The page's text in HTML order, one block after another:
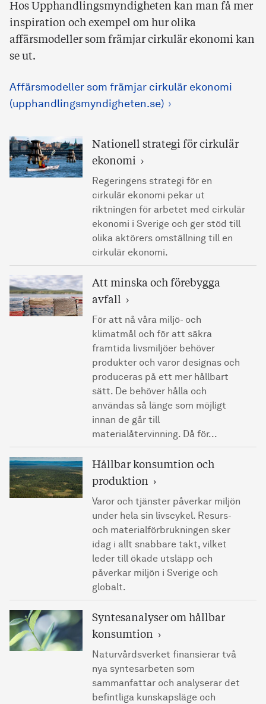
Hos Upphandlingsmyndigheten kan man få mer
inspiration och exempel om hur olika
affärsmodeller som främjar cirkulär ekonomi kan
se ut.
Affärsmodeller som främjar cirkulär ekonomi
(upphandlingsmyndigheten.se)
Nationell strategi för cirkulär
ekonomi
Regeringens strategi för en
cirkulär ekonomi pekar ut
riktningen för arbetet med cirkulär
ekonomi i Sverige och ger stöd till
olika aktörers omställning till en
cirkulär ekonomi.
Att minska och förebygga
avfall
För att nå våra miljö- och
klimatmål och för att säkra
framtida livsmiljöer behöver
produkter och varor designas och
produceras på ett mer hållbart
sätt. De behöver hålla och
användas så länge som möjligt
innan de går till
materialåtervinning. Då för...
Hållbar konsumtion och
produktion
Varor och tjänster påverkar miljön
under hela sin livscykel. Resurs-
och materialförbrukningen sker
idag i allt snabbare takt, vilket
leder till ökade utsläpp och
påverkar miljön i Sverige och
globalt.
Syntesanalyser om hållbar
konsumtion
Naturvårdsverket finansierar två
nya syntesarbeten som
sammanfattar och analyserar det
befintliga kunskapsläge och